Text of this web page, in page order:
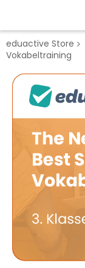
eduactive Store
Vokabeltraining
Zum
Ende
Bildgalerie
springen